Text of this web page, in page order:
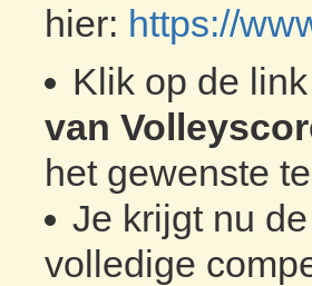
hier: https://
Klik op de
van
het gewenste
Je krijgt nu
volledige